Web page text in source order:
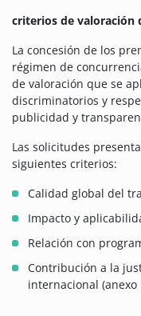
criterios de valoración
La concesión de los
régimen de
de valoración que se
discriminatorios y
publicidad y
Las solicitudes
siguientes criterios:
Calidad global del
Impacto y
Relación con
Contribución a la
internacional (anexo